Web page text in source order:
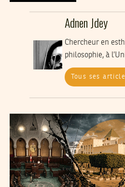
Adnen Jdey
Chercheur en
philosophie, à
Tous ses